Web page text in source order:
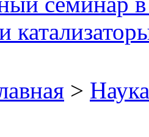
> Наука